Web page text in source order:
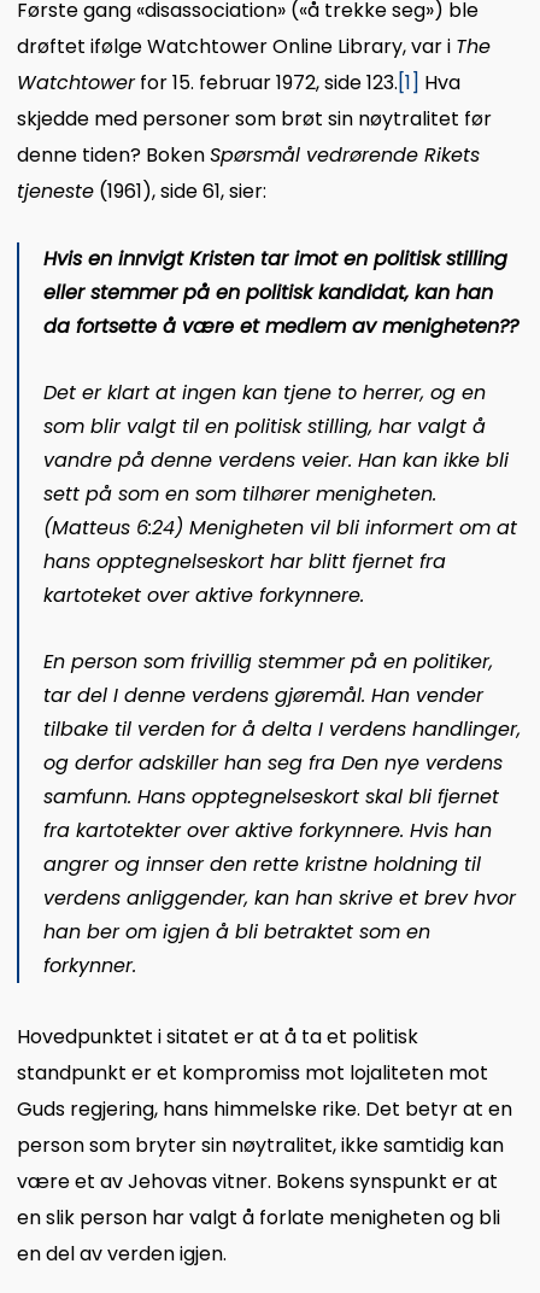
Første gang «disassociation» («å trekke seg») ble
drøftet ifølge Watchtower Online Library, var i The
Watchtowerfor 15. februar 1972, side 123.[1] Hva
skjedde med personer som brøt sin nøytralitet før
denne tiden? BokenSpørsmål vedrørende Rikets
tjeneste(1961), side 61, sier:
Hvis en innvigt Kristen tar imot en politisk stilling
eller stemmer på en politisk kandidat, kan han
da fortsette å være et medlem av menigheten??
Det er klart at ingen kan tjene to herrer, og en
som blir valgt til en politisk stilling, har valgt å
vandre på denne verdens veier. Han kan ikke bli
sett på som en som tilhører menigheten.
(Matteus 6:24) Menigheten vil bli informert om at
hans opptegnelseskort har blitt fjernet fra
kartoteket over aktive forkynnere.
En person som frivillig stemmer på en politiker,
tar del I denne verdens gjøremål. Han vender
tilbake til verden for å delta I verdens handlinger,
og derfor adskiller han seg fra Den nye verdens
samfunn. Hans opptegnelseskort skal bli fjernet
fra kartotekter over aktive forkynnere. Hvis han
angrer og innser den rette kristne holdning til
verdens anliggender, kan han skrive et brev hvor
han ber om igjen å bli betraktet som en
forkynner.
Hovedpunktet i sitatet er at å ta et politisk
standpunkt er et kompromiss mot lojaliteten mot
Guds regjering, hans himmelske rike. Det betyr at en
person som bryter sin nøytralitet, ikke samtidig kan
være et av Jehovas vitner. Bokens synspunkt er at
en slik person har valgt å forlate menigheten og bli
en del av verden igjen.